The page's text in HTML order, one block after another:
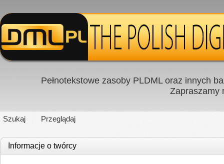
Pełnotekstowe zasoby PLDML oraz innych
Zapraszamy
Szukaj Przeglądaj
Informacje o twórcy